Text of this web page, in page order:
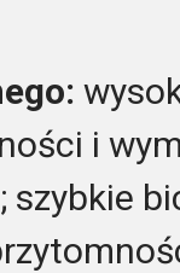
i
szybkie